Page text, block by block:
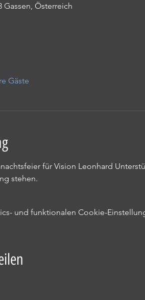
Gassen, Österreich
Gäste
für Vision Leonhard
stehen.
und funktionalen Cookie-